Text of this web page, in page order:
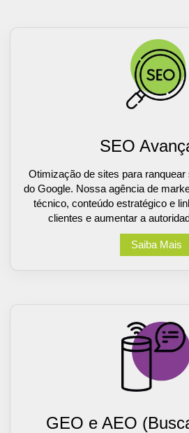
SEO
Otimização de sites para
do Google. Nossa agência de
técnico, conteúdo estratégico e
clientes e aumentar a
Saiba Mais
GEO e AEO